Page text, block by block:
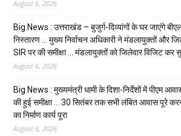
August 6, 2026
Big News : उत्तराखंड – बुजुर्ग-दिव्यांगों के घर जाएंगे
निस्तारण … मुख्य निर्वाचन अधिकारी ने मंडलायुक्तों और
SIR पर की समीक्षा … मंडलायुक्तों को जिलेवार विजिट कर
August 6, 2026
Big News : मुख्यमंत्री धामी के दिशा-निर्देशों में पीएम
की हुई समीक्षा … 30 सितंबर तक सभी लंबित आवास पूरे
का निर्माण कार्य पूरा
August 6, 2026